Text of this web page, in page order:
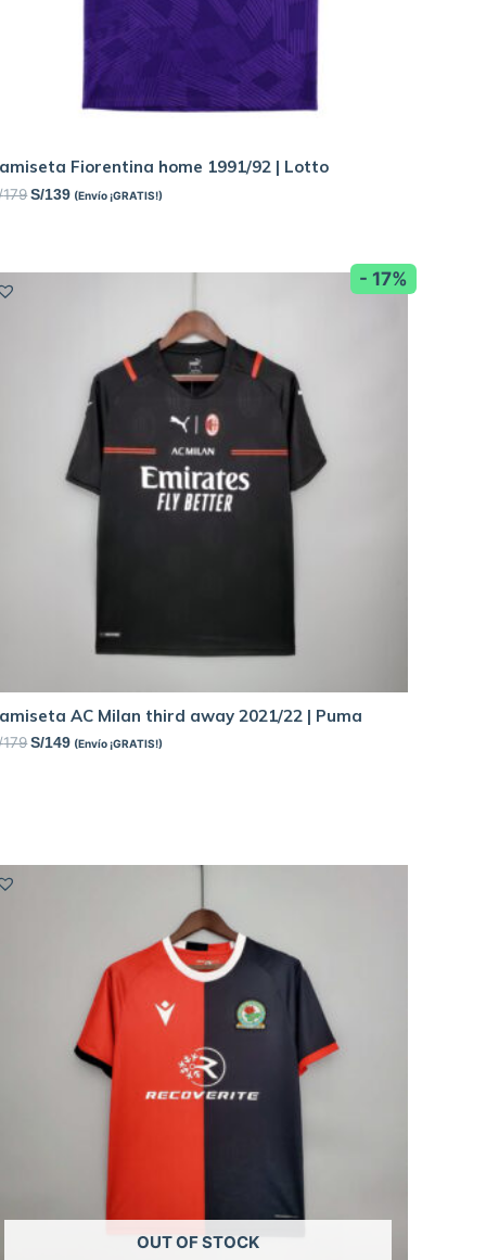
Fiorentina home 1991/92 | Lotto
179 S/139 (Envío ¡GRATIS!)
- 17%
AC Milan third away 2021/22 | Puma
179 S/149 (Envío ¡GRATIS!)
OUT OF STOCK